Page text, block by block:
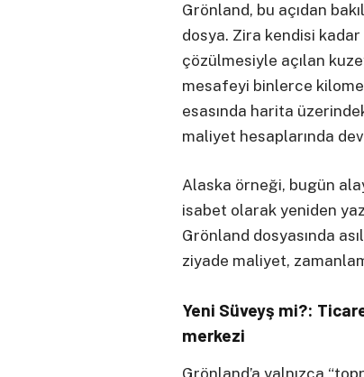
Grönland, bu açıdan
dosya. Zira kendisi kadar
çözülmesiyle açılan
mesafeyi binlerce
esasında harita
maliyet hesaplarında
Alaska örneği, bugün
isabet olarak yeniden
Grönland dosyasında
ziyade maliyet,
Yeni Süveyş mi?:
merkezi
Grönland’a yalnızca